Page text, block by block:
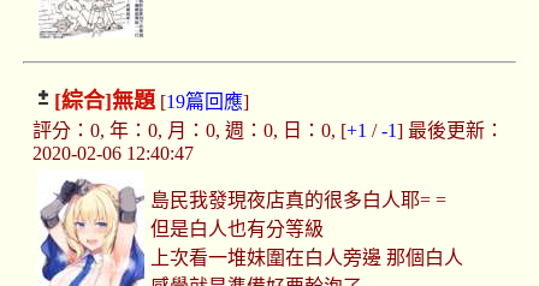
[綜合]無題[19篇回應]
評分：0, 年：0, 月：0, 週：0, 日：0, [+1 /-1] 最後更新：
2020-02-06 12:40:47
島民我發現夜店真的很多白人耶= =
但是白人也有分等級
上次看一堆妹圍在白人旁邊 那個白人